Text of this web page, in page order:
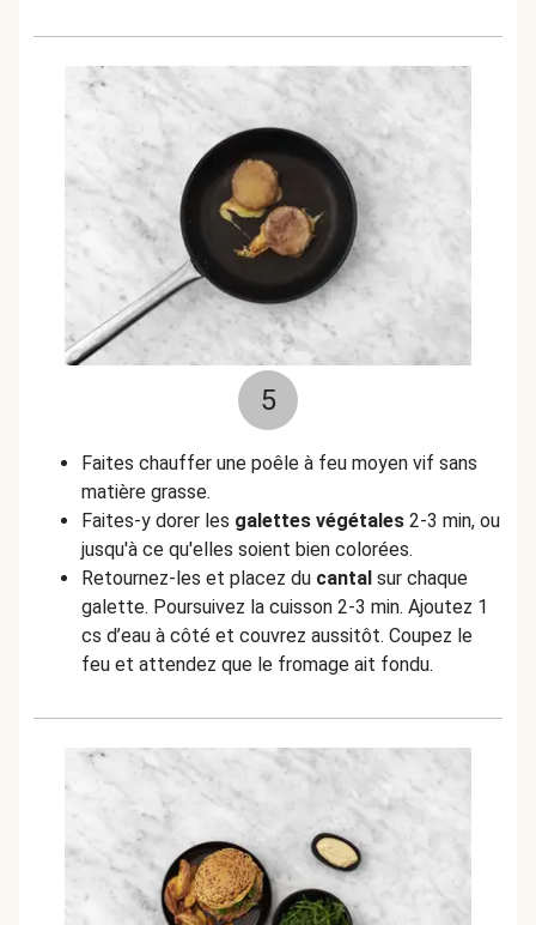
5
Faites chauffer une poêle à feu moyen vif sans
matière grasse.
Faites-y dorer les galettes végétales 2-3 min, ou
jusqu'à ce qu'elles soient bien colorées.
Retournez-les et placez du cantal sur chaque
galette. Poursuivez la cuisson 2-3 min. Ajoutez 1
cs d’eau à côté et couvrez aussitôt. Coupez le
feu et attendez que le fromage ait fondu.